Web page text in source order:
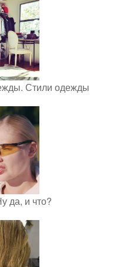
Стили одежды
да, и что?